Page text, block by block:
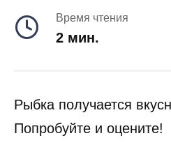
Время чтения
2 мин.
Рыбка получается
Попробуйте и оцените!